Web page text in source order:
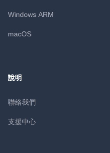
Windows ARM
macOS
說明
聯絡我們
支援中心